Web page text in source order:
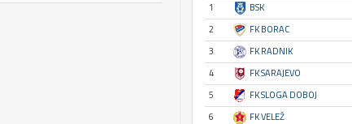
1
BSK
2
FK BORAC
3
FK RADNIK
4
FK SARAJEVO
5
FK SLOGA DOBOJ
6
FK VELEŽ